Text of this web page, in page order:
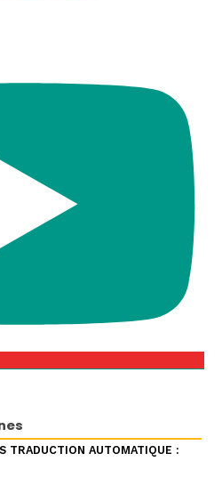
TRADUCTION AUTOMATIQUE :